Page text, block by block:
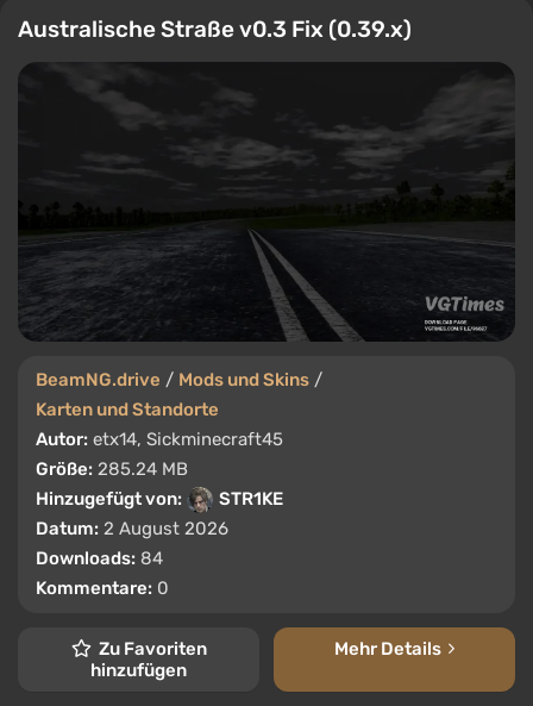
Australische Straße v0.3 Fix (0.39.x)
BeamNG.drive / Mods und Skins /
Karten und Standorte
Autor: etx14, Sickminecraft45
Größe: 285.24 MB
Hinzugefügt von:
STR1KE
Datum: 2 August 2026
Downloads: 84
Kommentare: 0
Zu Favoriten
hinzufügen
Mehr Details